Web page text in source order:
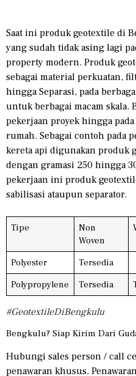
Saat ini produk geotextile di
yang sudah tidak asing lagi
property modern. Produk
sebagai material perkuatan,
hingga Separasi, pada
untuk berbagai macam skala.
pekerjaan proyek hingga
rumah. Sebagai contoh pada
kereta api digunakan produk
dengan gramasi 250 hingga
pekerjaan ini produk
sabilisasi ataupun separator.
Tipe
Non
Woven
Polyester
Tersedia
Polypropylene
Tersedia
#GeotextileDiBengkulu
Bengkulu? Siap Kirim Dari
Hubungi sales person / call
penawaran khusus.